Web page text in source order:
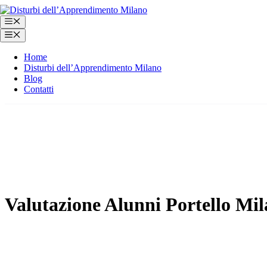
Vai
al
contenuto
Menu
Menu
Home
Disturbi dell’Apprendimento Milano
Blog
Contatti
Valutazione Alunni Portello